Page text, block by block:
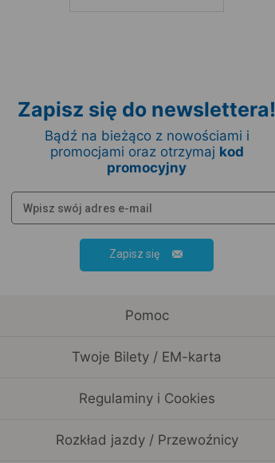
Zapisz się do newslettera!
Bądź na bieżąco z nowościami i
promocjami oraz otrzymaj kod
promocyjny
Zapisz się
Pomoc
Twoje Bilety / EM-karta
Regulaminy i Cookies
Rozkład jazdy / Przewoźnicy